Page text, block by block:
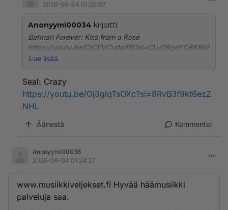
2026-06-04 01:20:07
Anonyymi00034 kirjoitti:
Batman Forever: Kiss from a Rose
https://youtu.be/OjCEVCudqN8?si=CLv08geYQ8K8hF
gB
Lue lisää
Seal: Crazy
https://youtu.be/Oj3gIqTsOXc?si=8RvB3f9kt6ezZ
NHL
Äänestä Kommentoi
Anonyymi00036
2026-06-04 01:24:27
www.musiikkiveljekset.fi Hyvää häämusiikki
palveluja saa.